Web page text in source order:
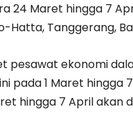
24 Maret hingga 7
Hatta, Tanggerang,
pesawat ekonomi
pada 1 Maret hingga
hingga 7 April akan